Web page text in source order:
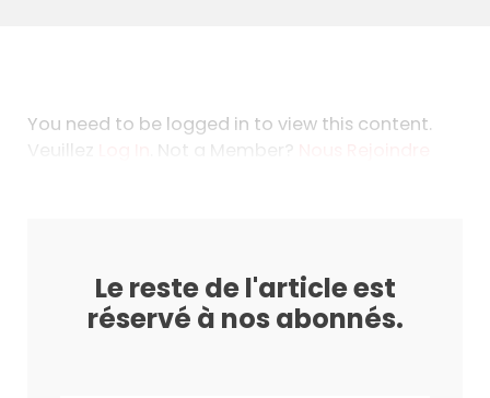
You need to be logged in to view this content.
Veuillez
. Not a Member?
Le reste de l'article est
réservé à nos abonnés.